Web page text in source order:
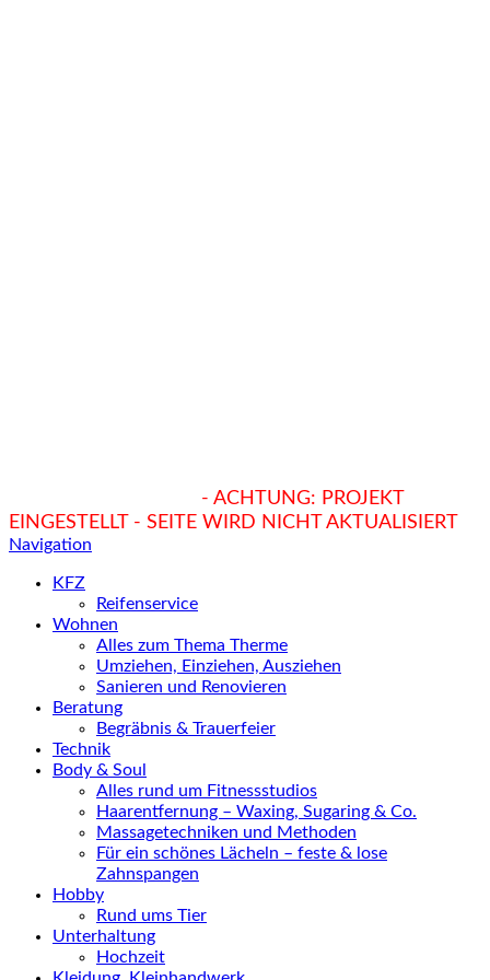
- ACHTUNG: PROJEKT
EINGESTELLT - SEITE WIRD NICHT AKTUALISIERT
Navigation
KFZ
Reifenservice
Wohnen
Alles zum Thema Therme
Umziehen, Einziehen, Ausziehen
Sanieren und Renovieren
Beratung
Begräbnis & Trauerfeier
Technik
Body & Soul
Alles rund um Fitnessstudios
Haarentfernung – Waxing, Sugaring & Co.
Massagetechniken und Methoden
Für ein schönes Lächeln – feste & lose
Zahnspangen
Hobby
Rund ums Tier
Unterhaltung
Hochzeit